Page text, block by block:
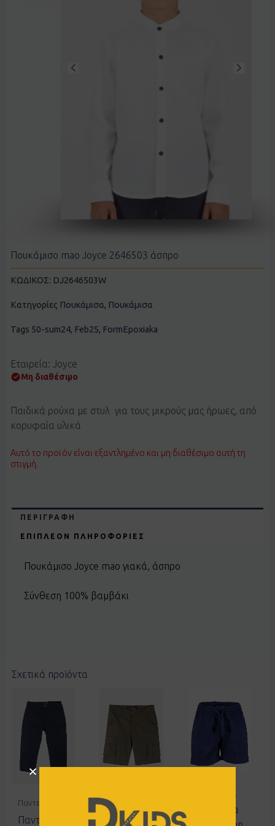
Πουκάμισο mao Joyce 2646503 άσπρο
ΚΩΔΙΚΟΣ: DJ2646503W
Κατηγορίες Πουκάμισα, Πουκάμισα
Tags 50-sum24, Feb25, FormEpoxiaka
Εταιρεία: Joyce
Μη διαθέσιμο
Παιδικά ρούχα με στυλ για τους μικρούς μας ήρωες, από
κορυφαία υλικά
Αυτό το προϊόν είναι εξαντλημένο και μη διαθέσιμο αυτή τη
στιγμή.
ΠΕΡΙΓΡΑΦΉ
ΕΠΙΠΛΈΟΝ ΠΛΗΡΟΦΟΡΊΕΣ
Πουκάμισο Joyce mao γιακά, άσπρο
Σύνθεση 100% βαμβάκι
Σχετικά προϊόντα
Παντελόνια
Παντελόνι
Βερμούδες
Βερμούδα
Βερμούδες
Βερμούδα